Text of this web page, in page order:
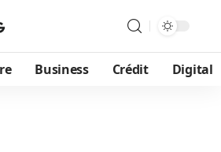
Business Crédit Digital